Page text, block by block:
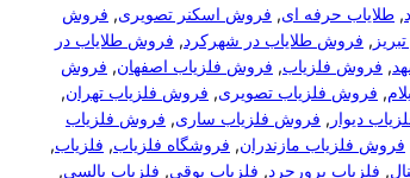
, طلایاب حرفه ای, فروش اسکنر تصویری, فروش
, فروش طلایاب در شهرکرد, فروش طلایاب در
, فروش فلزیاب, فروش فلزیاب اصفهان, فروش
, فروش فلزیاب تصویری, فروش فلزیاب تهران,
دیوار , فروش فلزیاب ساری, فروش فلزیاب
فروش فلزیاب مازندران, فروشگاه فلزیاب, فلزیاب,
, فلزیاب برورجرد, فلزیاب بوقی, فلزیاب پالسی,